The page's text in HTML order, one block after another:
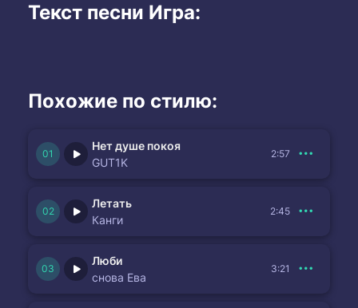
Текст песни Игра:
Похожие по стилю:
Нет душе покоя
GUT1K
2:57
Летать
Канги
2:45
Люби
снова Ева
3:21